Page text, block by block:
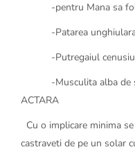
-pentru Mana sa
-Patarea unghiulara:
-Putregaiul cenusiu:
-Musculita alba de
ACTARA
Cu o implicare minima
castraveti de pe un solar